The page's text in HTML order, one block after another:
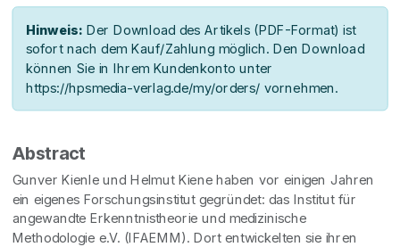
Hinweis: Der Download des Artikels (PDF-Format) ist
sofort nach dem Kauf/Zahlung möglich. Den Download
können Sie in Ihrem Kundenkonto unter
https://hpsmedia-verlag.de/my/orders/ vornehmen.
Abstract
Gunver Kienle und Helmut Kiene haben vor einigen Jahren
ein eigenes Forschungsinstitut gegründet: das Institut für
angewandte Erkenntnistheorie und medizinische
Methodologie e.V. (IFAEMM). Dort entwickelten sie ihren